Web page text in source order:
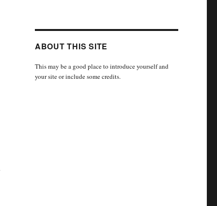
ABOUT THIS SITE
This may be a good place to introduce yourself and
your site or include some credits.